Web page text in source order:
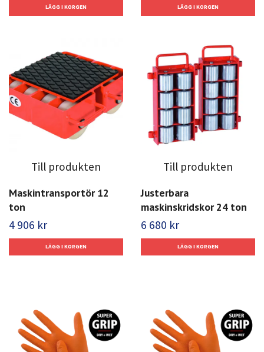
Till produkten
Maskintransportör 12
ton
4 906 kr
Till produkten
Justerbara
maskinskridskor 24 ton
6 680 kr